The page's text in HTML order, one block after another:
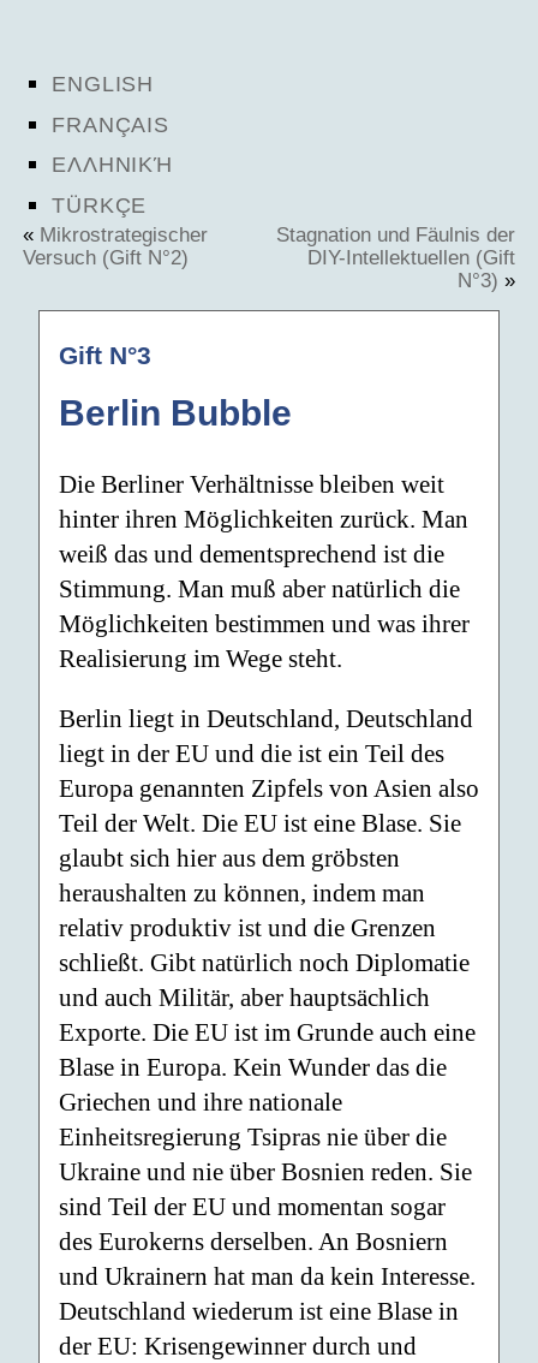
ENGLISH
FRANÇAIS
ΕΛΛΗΝΙΚΉ
TÜRKÇE
« Mikrostrategischer
Versuch (Gift N°2)
Stagnation und Fäulnis der
DIY-Intellektuellen (Gift
N°3) »
Gift N°3
Berlin Bubble
Die Berliner Verhältnisse bleiben weit
hinter ihren Möglichkeiten zurück. Man
weiß das und dementsprechend ist die
Stimmung. Man muß aber natürlich die
Möglichkeiten bestimmen und was ihrer
Realisierung im Wege steht.
Berlin liegt in Deutschland, Deutschland
liegt in der EU und die ist ein Teil des
Europa genannten Zipfels von Asien also
Teil der Welt. Die EU ist eine Blase. Sie
glaubt sich hier aus dem gröbsten
heraushalten zu können, indem man
relativ produktiv ist und die Grenzen
schließt. Gibt natürlich noch Diplomatie
und auch Militär, aber hauptsächlich
Exporte. Die EU ist im Grunde auch eine
Blase in Europa. Kein Wunder das die
Griechen und ihre nationale
Einheitsregierung Tsipras nie über die
Ukraine und nie über Bosnien reden. Sie
sind Teil der EU und momentan sogar
des Eurokerns derselben. An Bosniern
und Ukrainern hat man da kein Interesse.
Deutschland wiederum ist eine Blase in
der EU: Krisengewinner durch und